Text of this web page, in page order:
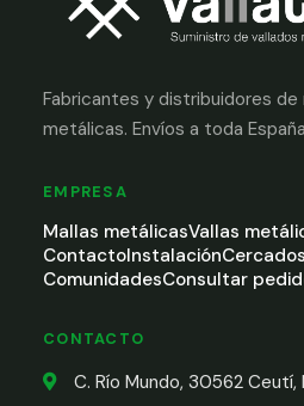
Fabricantes y distribuidores de
metálicas. Envíos a toda
EMPRESA
Mallas metálicasVallas
ContactoInstalación
ComunidadesConsultar
CONTACTO
C. Río Mundo, 30562 Ceutí,